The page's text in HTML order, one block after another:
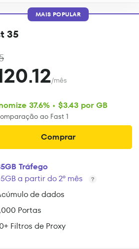
MAIS POPULAR
35
/mês
37.6% • $3.43 por GB
ao Fast 1
Comprar
Tráfego
a partir do 2º mês
de dados
Portas
Filtros de Proxy